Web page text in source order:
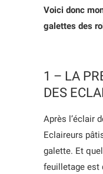
Voici donc
galettes des
1 – LA
DES
Après l’éclair
Eclaireurs
galette. Et
feuilletage est